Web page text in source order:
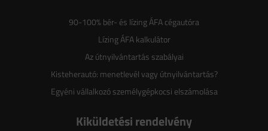
90-100% bér- és lízing ÁFA cégautóra
Lízing ÁFA kalkulátor
Az útnyilvántartás szabályai
Kisteherautó: menetlevél vagy útnyilvántartás?
Egyéni vállalkozó személygépkocsi elszámolása
Kiküldetési rendelvény